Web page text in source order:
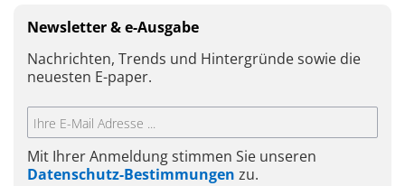
Newsletter & e-Ausgabe
Nachrichten, Trends und Hintergründe sowie die
neuesten E-paper.
Mit Ihrer Anmeldung stimmen Sie unseren
Datenschutz-Bestimmungen zu.